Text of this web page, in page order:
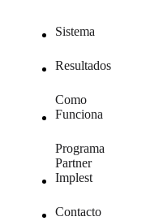
Sistema
Resultados
Como
Funciona
Programa
Partner
Implest
Contacto